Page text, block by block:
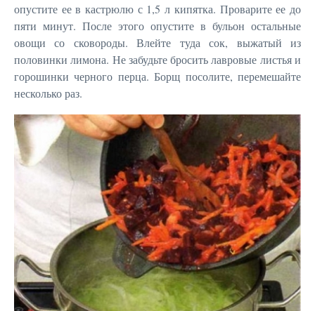
опустите ее в кастрюлю с 1,5 л кипятка. Проварите ее до
пяти минут. После этого опустите в бульон остальные
овощи со сковороды. Влейте туда сок, выжатый из
половинки лимона. Не забудьте бросить лавровые листья и
горошинки черного перца. Борщ посолите, перемешайте
несколько раз.